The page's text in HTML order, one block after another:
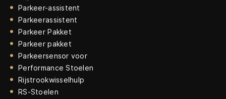
Parkeer-assistent
Parkeerassistent
Parkeer Pakket
Parkeer pakket
Parkeersensor voor
Performance Stoelen
Rijstrookwisselhulp
RS-Stoelen